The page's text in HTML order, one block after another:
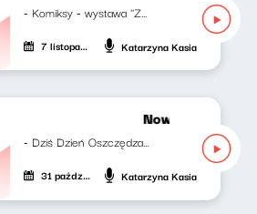
- Komiksy - wystawa ''Zainspirowani. Komiks...
7 listopada 2024 Katarzyna Kasia
Nowy świt
- Dziś Dzień Oszczędzania Klaudia...
31 października 2024 Katarzyna Kasia